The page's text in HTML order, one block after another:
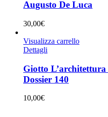
Augusto De Luca
30,00€
Visualizza carrello
Dettagli
Giotto
Dossier 140
10,00€